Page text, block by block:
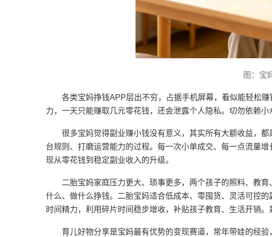
图：宝
各类宝妈挣钱APP层出不穷，占据手机屏幕，看似能轻松
力，一天只能赚取几元零花钱，还会泄露个人隐私。切勿依赖
很多宝妈觉得副业赚小钱没有意义，其实所有大额收益，
台规则、打磨运营能力的过程。每一次小单成交、每一点流量
现从零花钱到稳定副业收入的升级。
二胎宝妈家庭压力更大、琐事更多，两个孩子的照料、教
什么、做什么挣钱。二胎宝妈适合低成本、零囤货、灵活可控
时间精力，利用碎片时间稳步增收，补贴孩子教育、生活开销
育儿好物分享是宝妈最有优势的变现赛道，常年带娃的经